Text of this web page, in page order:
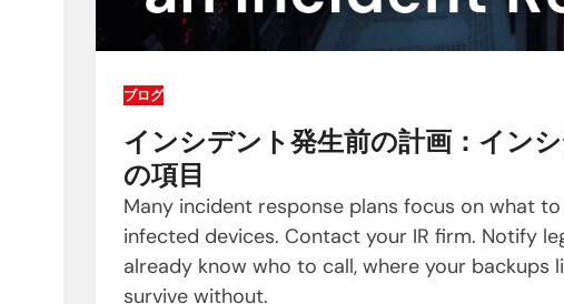
ブログ
インシデント発生前の計画：イン
の項目
Many incident response plans focus on what
infected devices. Contact your IR firm. Notify
already know who to call, where your backups
survive without.